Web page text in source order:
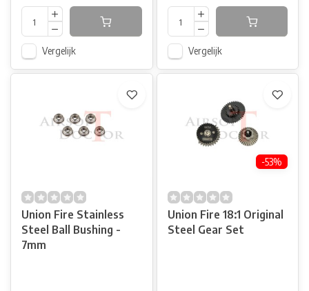
Vergelijk Vergelijk
Union Fire Stainless
Steel Ball Bushing -
7mm
-53%
Union Fire 18:1 Original
Steel Gear Set